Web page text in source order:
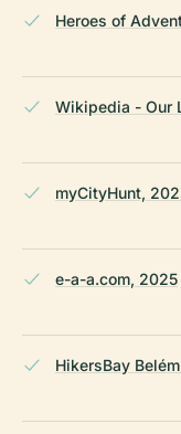
Heroes of
Wikipedia - Our
myCityHunt,
e-a-a.com, 2025
HikersBay